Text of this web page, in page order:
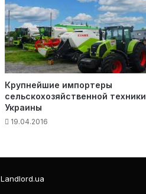
Крупнейшие импортеры
сельскохозяйственной техники
Украины
19.04.2016
Landlord.ua